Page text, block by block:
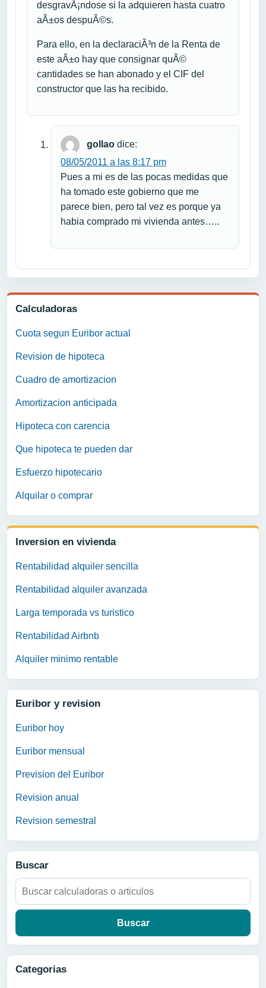
Calculadoras
Cuota segun Euribor actual
Revision de hipoteca
Cuadro de amortizacion
Amortizacion anticipada
Hipoteca con carencia
Que hipoteca te pueden dar
Esfuerzo hipotecario
Alquilar o comprar
Inversion en vivienda
Rentabilidad alquiler sencilla
Rentabilidad alquiler avanzada
Larga temporada vs turistico
Rentabilidad Airbnb
Alquiler minimo rentable
Euribor y revision
Euribor hoy
Euribor mensual
Prevision del Euribor
Revision anual
Revision semestral
Buscar
Buscar:
Categorias
desgravÃ¡ndose si la adquieren hasta cuatro
aÃ±os despuÃ©s.
Para ello, en la declaraciÃ³n de la Renta de
este aÃ±o hay que consignar quÃ©
cantidades se han abonado y el CIF del
constructor que las ha recibido.
gollao dice:
08/05/2011 a las 8:17 pm
Pues a mi es de las pocas medidas que
ha tomado este gobierno que me
parece bien, pero tal vez es porque ya
habia comprado mi vivienda antes…..